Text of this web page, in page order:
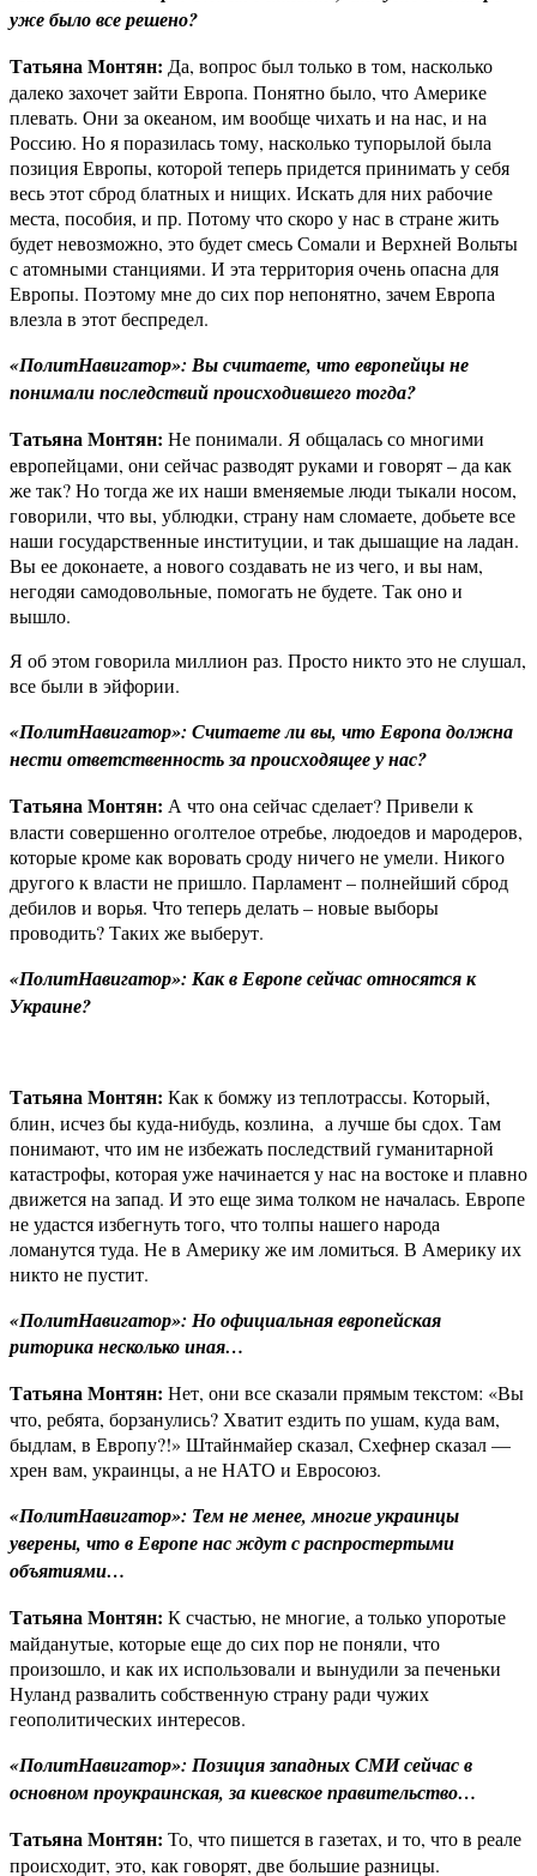
уже было все решено?
Татьяна Монтян: Да, вопрос был только в том, насколько
далеко захочет зайти Европа. Понятно было, что Америке
плевать. Они за океаном, им вообще чихать и на нас, и на
Россию. Но я поразилась тому, насколько тупорылой была
позиция Европы, которой теперь придется принимать у себя
весь этот сброд блатных и нищих. Искать для них рабочие
места, пособия, и пр. Потому что скоро у нас в стране жить
будет невозможно, это будет смесь Сомали и Верхней Вольты
с атомными станциями. И эта территория очень опасна для
Европы. Поэтому мне до сих пор непонятно, зачем Европа
влезла в этот беспредел.
«ПолитНавигатор»: Вы считаете, что европейцы не
понимали последствий происходившего тогда?
Татьяна Монтян: Не понимали. Я общалась со многими
европейцами, они сейчас разводят руками и говорят – да как
же так? Но тогда же их наши вменяемые люди тыкали носом,
говорили, что вы, ублюдки, страну нам сломаете, добьете все
наши государственные институции, и так дышащие на ладан.
Вы ее доконаете, а нового создавать не из чего, и вы нам,
негодяи самодовольные, помогать не будете. Так оно и
вышло.
Я об этом говорила миллион раз. Просто никто это не слушал,
все были в эйфории.
«ПолитНавигатор»: Считаете ли вы, что Европа должна
нести ответственность за происходящее у нас?
Татьяна Монтян: А что она сейчас сделает? Привели к
власти совершенно оголтелое отребье, людоедов и мародеров,
которые кроме как воровать сроду ничего не умели. Никого
другого к власти не пришло. Парламент – полнейший сброд
дебилов и ворья. Что теперь делать – новые выборы
проводить? Таких же выберут.
«ПолитНавигатор»: Как в Европе сейчас относятся к
Украине?
Татьяна Монтян: Как к бомжу из теплотрассы. Который,
блин, исчез бы куда-нибудь, козлина, а лучше бы сдох. Там
понимают, что им не избежать последствий гуманитарной
катастрофы, которая уже начинается у нас на востоке и плавно
движется на запад. И это еще зима толком не началась. Европе
не удастся избегнуть того, что толпы нашего народа
ломанутся туда. Не в Америку же им ломиться. В Америку их
никто не пустит.
«ПолитНавигатор»: Ноофициальная европейская
риторика несколько иная…
Татьяна Монтян: Нет, они все сказали прямым текстом: «Вы
что, ребята, борзанулись? Хватит ездить по ушам, куда вам,
быдлам, в Европу?!» Штайнмайер сказал, Схефнер сказал —
хрен вам, украинцы, а не НАТО и Евросоюз.
«ПолитНавигатор»: Тем не менее, многие украинцы
уверены, что в Европе нас ждут с распростертыми
объятиями…
Татьяна Монтян: К счастью, не многие, а только упоротые
майданутые, которые еще до сих пор не поняли, что
произошло, и как их использовали и вынудили за печеньки
Нуланд развалить собственную страну ради чужих
геополитических интересов.
«ПолитНавигатор»: Позиция западных СМИ сейчас в
основном проукраинская, за киевское правительство…
Татьяна Монтян: То, что пишется в газетах, и то, что в реале
происходит, это, как говорят, две большие разницы.